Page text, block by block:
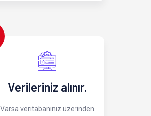
Verileriniz alınır.
Varsa veritabanınız üzerinden